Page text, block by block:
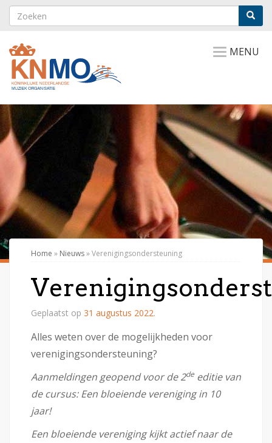
MENU
Home » Nieuws»Verenigingsondersteuning
Geplaatst op 31 augustus 2022.
Alles weten over de mogelijkheden voor
verenigingsondersteuning?
Aanmeldingen geopend voor de 2de editie van
de cursus: Een bloeiende vereniging in 10
jaar!
Een bloeiende vereniging kijkt actief naar de